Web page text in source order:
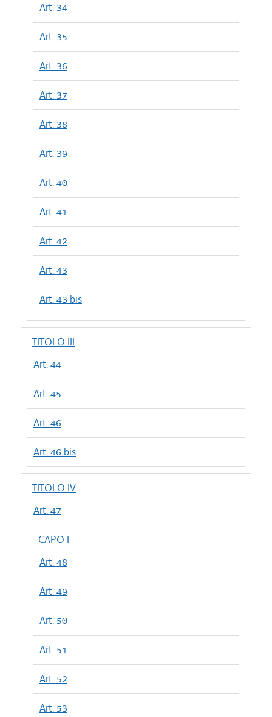
Art. 34
Art. 35
Art. 36
Art. 37
Art. 38
Art. 39
Art. 40
Art. 41
Art. 42
Art. 43
Art. 43 bis
TITOLO III
Art. 44
Art. 45
Art. 46
Art. 46 bis
TITOLO IV
Art. 47
CAPO I
Art. 48
Art. 49
Art. 50
Art. 51
Art. 52
Art. 53